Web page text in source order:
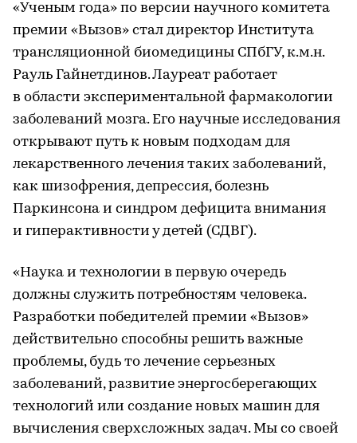
«Ученым года» по версии научного комитета
премии «Вызов» стал директор Института
трансляционной биомедицины СПбГУ, к.м.н.
Рауль Гайнетдинов. Лауреат работает
в области экспериментальной фармакологии
заболеваний мозга. Его научные исследования
открывают путь к новым подходам для
лекарственного лечения таких заболеваний,
как шизофрения, депрессия, болезнь
Паркинсона и синдром дефицита внимания
и гиперактивности у детей (СДВГ).
«Наука и технологии в первую очередь
должны служить потребностям человека.
Разработки победителей премии «Вызов»
действительно способны решить важные
проблемы, будь то лечение серьезных
заболеваний, развитие энергосберегающих
технологий или создание новых машин для
вычисления сверхсложных задач. Мы со своей